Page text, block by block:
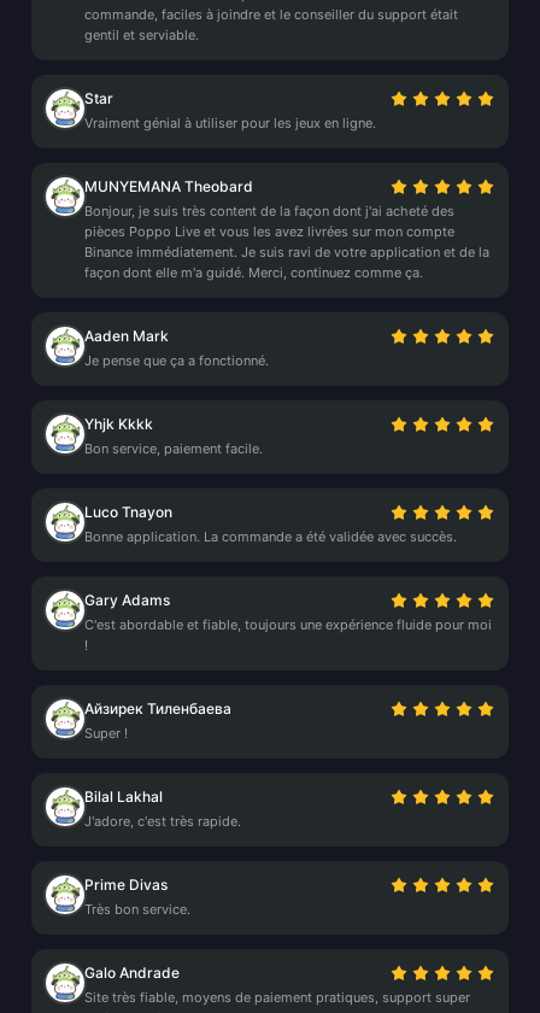
commande, faciles à joindre et le conseiller du support était
gentil et serviable.
Star
Vraiment génial à utiliser pour les jeux en ligne.
MUNYEMANA Theobard
Bonjour, je suis très content de la façon dont j'ai acheté des
pièces Poppo Live et vous les avez livrées sur mon compte
Binance immédiatement. Je suis ravi de votre application et de la
façon dont elle m'a guidé. Merci, continuez comme ça.
Aaden Mark
Je pense que ça a fonctionné.
Yhjk Kkkk
Bon service, paiement facile.
Luco Tnayon
Bonne application. La commande a été validée avec succès.
Gary Adams
C'est abordable et fiable, toujours une expérience fluide pour moi
!
Айзирек Тиленбаева
Super !
Bilal Lakhal
J'adore, c'est très rapide.
Prime Divas
Très bon service.
Galo Andrade
Site très fiable, moyens de paiement pratiques, support super